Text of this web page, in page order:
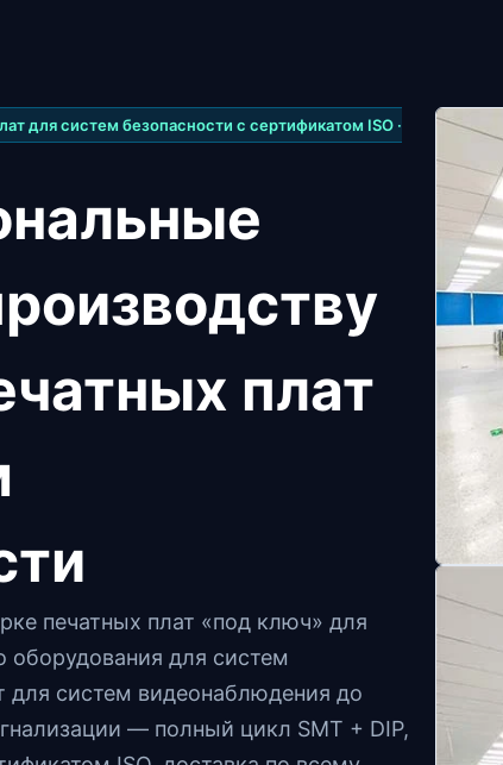
для систем безопасности с сертификатом ISO ·
плат
печатных плат «под ключ» для
оборудования для систем
для систем видеонаблюдения до
— полный цикл SMT + DIP,